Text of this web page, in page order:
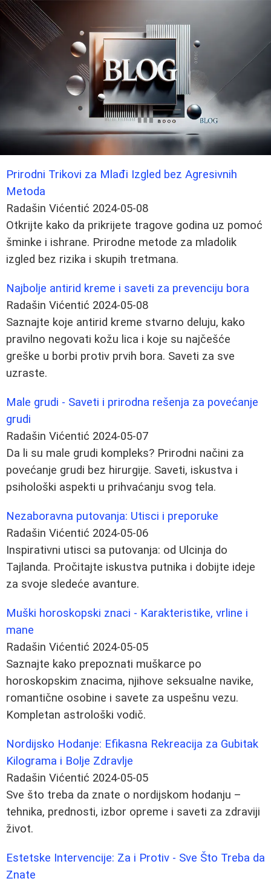
Prirodni Trikovi za Mlađi Izgled bez Agresivnih
Metoda
Radašin Vićentić 2024-05-08
Otkrijte kako da prikrijete tragove godina uz pomoć
šminke i ishrane. Prirodne metode za mladolik
izgled bez rizika i skupih tretmana.
Najbolje antirid kreme i saveti za prevenciju bora
Radašin Vićentić 2024-05-08
Saznajte koje antirid kreme stvarno deluju, kako
pravilno negovati kožu lica i koje su najčešće
greške u borbі protiv prvih bora. Saveti za sve
uzraste.
Male grudi - Saveti i prirodna rešenja za povećanje
grudi
Radašin Vićentić 2024-05-07
Da li su male grudi kompleks? Prirodni načini za
povećanje grudi bez hirurgije. Saveti, iskustva i
psihološki aspekti u prihvaćanju svog tela.
Nezaboravna putovanja: Utisci i preporuke
Radašin Vićentić 2024-05-06
Inspirativni utisci sa putovanja: od Ulcinja do
Tajlanda. Pročitajte iskustva putnika i dobijte ideje
za svoje sledeće avanture.
Muški horoskopski znaci - Karakteristike, vrline i
mane
Radašin Vićentić 2024-05-05
Saznajte kako prepoznati muškarce po
horoskopskim znacima, njihove seksualne navike,
romantične osobine i savete za uspešnu vezu.
Kompletan astrološki vodič.
Nordijsko Hodanje: Efikasna Rekreacija za Gubitak
Kilograma i Bolje Zdravlje
Radašin Vićentić 2024-05-05
Sve što treba da znate o nordijskom hodanju –
tehnika, prednosti, izbor opreme i saveti za zdraviji
život.
Estetske Intervencije: Za i Protiv - Sve Što Treba da
Znate